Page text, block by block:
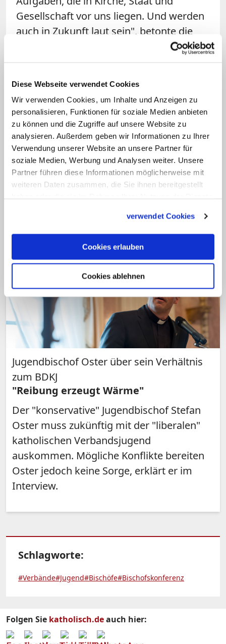
Diese Webseite verwendet Cookies
Wir verwenden Cookies, um Inhalte und Anzeigen zu
personalisieren, Funktionen für soziale Medien anbieten
zu können und die Zugriffe auf unsere Website zu
analysieren. Außerdem geben wir Informationen zu Ihrer
Verwendung unserer Website an unsere Partner für
soziale Medien, Werbung und Analysen weiter. Unsere
Partner führen diese Informationen möglicherweise mit
weiteren Daten zusammen, die Sie ihnen bereitgestellt
verwendet Cookies
Cookies erlauben
Cookies ablehnen
Gesellschaft vor uns liegen. Und werden
auch in Zukunft laut sein", betonte die
Bundesvorsitzende Katharina Norpoth.
schickt der Himmel - die 72-Stunden-
Aktion des BDKJ" ist für 23. bis 26. Mai
2019 zum zweiten Mal bundesweit
geplant. Dabei engagieren sich junge
Menschen drei Tage lang für ein soziales
Projekt. "Die vielfältigen Aktionen tragen
dazu bei, die Welt ein wenig besser zu
Jugendbischof Oster über sein Verhältnis
zum BDKJ
"Reibung erzeugt Wärme"
Der "konservative" Jugendbischof Stefan
Oster muss zukünftig mit der "liberalen"
katholischen Verbandsjugend
auskommen. Mögliche Konflikte bereiten
Oster jedoch keine Sorge, erklärt er im
Interview.
Schlagworte:
#Verbände#Jugend#Bischöfe#Bischofskonferenz
Folgen Sie katholisch.deauch hier: